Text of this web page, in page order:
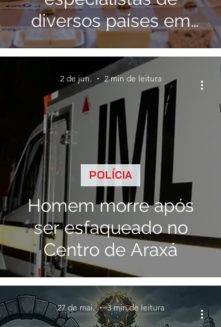
diversos países em
Araxá
Homem morre após
ser esfaqueado no
Centro de Araxá
POLÍCIA
2 de jun. 2 min de leitura
27 de mai. 3 min de leitura